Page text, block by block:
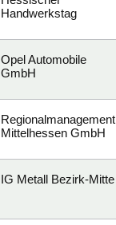
Handwerkstag
Opel Automobile
GmbH
Regionalmanagement
Mittelhessen GmbH
IG Metall Bezirk-Mitte